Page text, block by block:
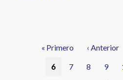
Primera
« Primero
Página
‹ Anterior
Página
6 Página
7 Página
8 9